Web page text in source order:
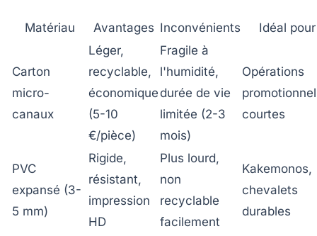
Matériau Avantages Inconvénients Idéal pour
Carton
micro-
canaux
Léger,
recyclable,
économique
(5-10
€/pièce)
Fragile à
l'humidité,
durée de vie
limitée (2-3
mois)
Opérations
courtes
PVC
expansé (3-
5 mm)
Rigide,
résistant,
impression
HD
Plus lourd,
non
recyclable
facilement
Kakemonos,
chevalets
durables